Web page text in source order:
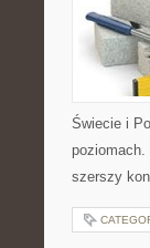
Świecie i
szerszy